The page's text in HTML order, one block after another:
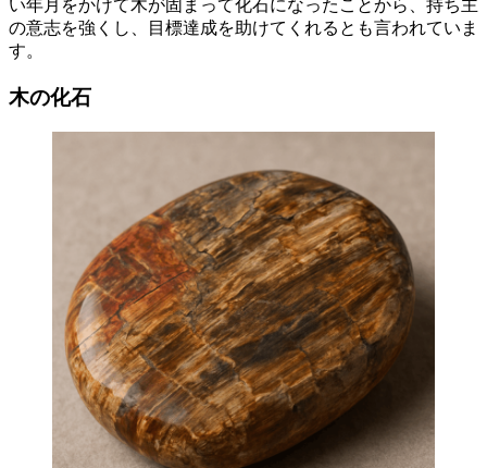
い年月をかけて木が固まって化石になったことから、持ち主
の意志を強くし、目標達成を助けてくれるとも言われていま
す。
木の化石